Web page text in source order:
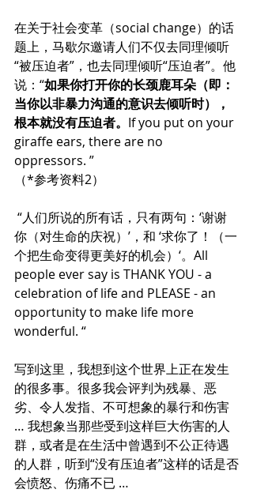
在关于社会变革（social change）的话
题上，马歇尔邀请人们不仅去同理倾听
“被压迫者”，也去同理倾听“压迫者”。他
说：“如果你打开你的长颈鹿耳朵（即：
当你以非暴力沟通的意识去倾听时），
根本就没有压迫者。 If you put on your
giraffe ears, there are no
oppressors. ”
（*参考资料2）
你（对生命的庆祝）’，和 ‘求你了！（一
个把生命变得更美好的机会）‘。All
people ever say is THANK YOU - a
celebration of life and PLEASE - an
opportunity to make life more
wonderful. “
写到这里，我想到这个世界上正在发生
的很多事。很多我会评判为残暴、恶
劣、令人发指、不可想象的暴行和伤害
… 我想象当那些受到这样巨大伤害的人
群，或者是在生活中曾遇到不公正待遇
的人群，听到“没有压迫者”这样的话是否
会愤怒、伤痛不已 …